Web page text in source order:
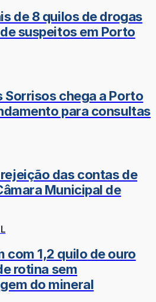
de 8 quilos de drogas
suspeitos em Porto
Sorrisos chega a Porto
para consultas
das contas de
Municipal de
com 1,2 quilo de ouro
rotina sem
do mineral